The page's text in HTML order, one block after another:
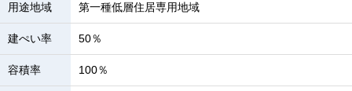
用途地域 第一種低層住居専用地域
建ぺい率 50％
容積率 100％